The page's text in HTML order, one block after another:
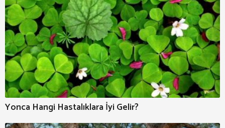
Yonca Hangi Hastalıklara İyi Gelir?